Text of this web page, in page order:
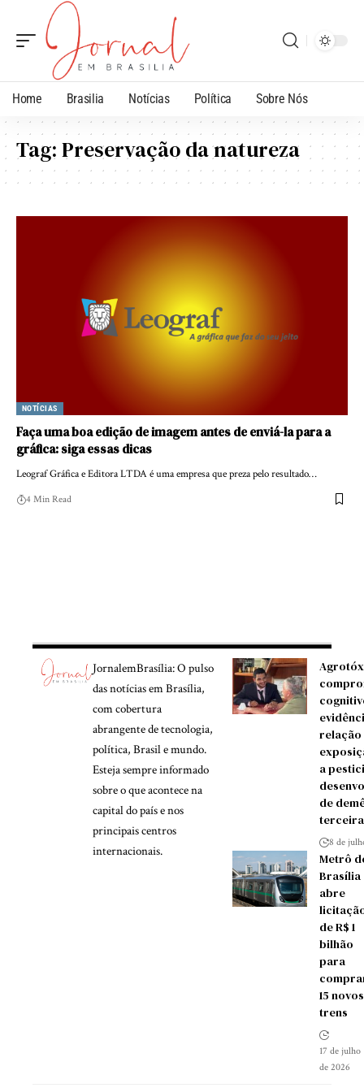
Home Brasilia Notícias Política Sobre Nós
Tag:Preservação da natureza
NOTÍCIAS
Faça uma boa edição de imagem antes de enviá-la para a
gráfica: siga essas dicas
Leograf Gráfica e Editora LTDA é uma empresa que preza pelo resultado…
4 Min Read
JornalemBrasília: O pulso
das notícias em Brasília,
com cobertura
abrangente de tecnologia,
política, Brasil e mundo.
Esteja sempre informado
sobre o que acontece na
capital do país e nos
principais centros
internacionais.
a
de
8 de
Metrô
Brasília
abre
de R$ 1
bilhão
para
15 novos
trens
17 de julho
de 2026